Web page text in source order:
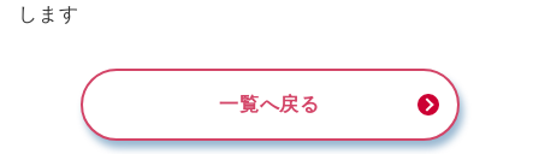
します
一覧へ戻る